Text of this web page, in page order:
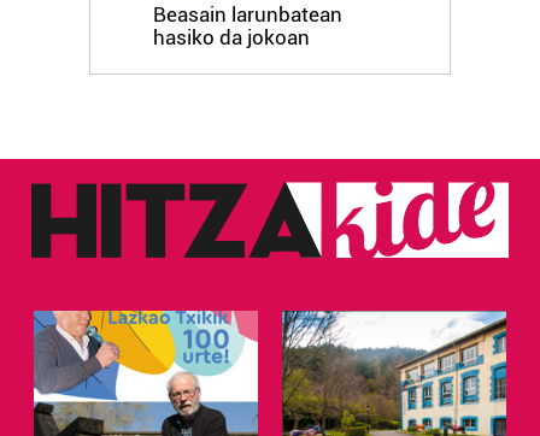
Beasain larunbatean
hasiko da jokoan